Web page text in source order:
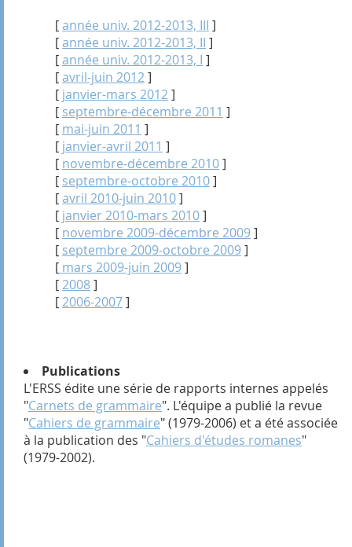
[année univ. 2012-2013, III ]
[année univ. 2012-2013, II ]
[année univ. 2012-2013, I ]
[avril-juin 2012]
[ janvier-mars 2012]
[ septembre-décembre 2011 ]
[ mai-juin 2011 ]
[ janvier-avril 2011 ]
[ novembre-décembre 2010]
[ septembre-octobre 2010]
[avril 2010-juin 2010]
[ janvier 2010-mars 2010]
[ novembre 2009-décembre 2009]
[ septembre 2009-octobre 2009]
[ mars 2009-juin 2009]
[2008]
[2006-2007]
Publications
L'ERSS édite une série de rapports internes appelés
"Carnets de grammaire". L'équipe a publié la revue
"Cahiers de grammaire" (1979-2006) et a été associée
à la publication des "Cahiers d'études romanes"
(1979-2002).